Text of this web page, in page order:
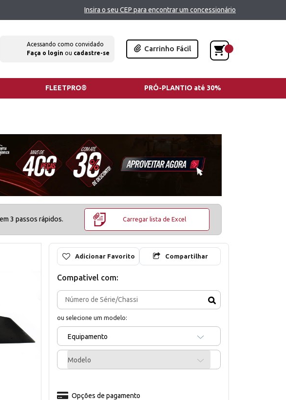
Insira o seu CEP para encontrar um concessionário
Acessando como convidado
Faça o login ou cadastre-se
Carrinho Fácil
FLEETPRO® PRÓ-PLANTIO até 30%
3 passos rápidos. Carregar lista de Excel
Adicionar Favorito Compartilhar
Compativel com:
ou selecione um modelo:
Equipamento
Modelo
Opções de pagamento